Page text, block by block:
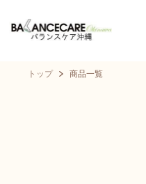
トップ 商品一覧